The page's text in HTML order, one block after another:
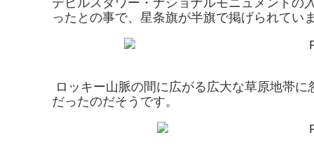
ったとの事で、星条旗が半旗で掲げられてい
ロッキー山脈の間に広がる広大な草原地帯に
だったのだそうです。